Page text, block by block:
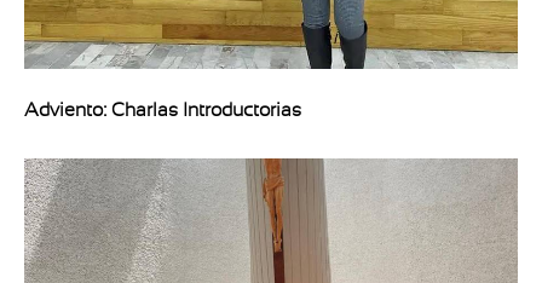
Adviento: Charlas Introductorias